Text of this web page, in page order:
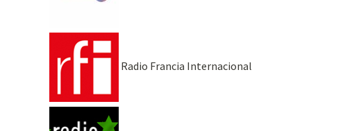
Radio Francia Internacional